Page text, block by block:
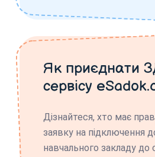
Як приєднати
сервісу
Дізнайтеся, хто має
заявку на підключення
навчального закладу до